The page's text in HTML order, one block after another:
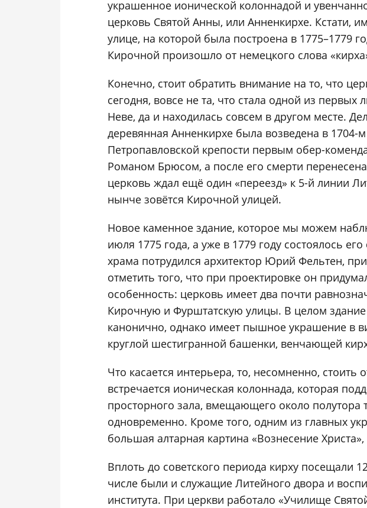
украшенное ионической колоннадой и
церковь Святой Анны, или Анненкирхе. Кстати,
улице, на которой была построена в 1775–1779
Кирочной произошло от немецкого слова
Конечно, стоит обратить внимание на то, что
сегодня, вовсе не та, что стала одной из первых
Неве, да и находилась совсем в другом месте.
деревянная Анненкирхе была возведена в 1704-
Петропавловской крепости первым обер-
Романом Брюсом, а после его смерти
церковь ждал ещё один «переезд» к 5-й линии
нынче зовётся Кирочной улицей.
Новое каменное здание, которое мы можем
июля 1775 года, а уже в 1779 году состоялось
храма потрудился архитектор Юрий Фельтен,
отметить того, что при проектировке он
особенность: церковь имеет два почти
Кирочную и Фурштатскую улицы. В целом здание
канонично, однако имеет пышное украшение в
круглой шестигранной башенки, венчающей
Что касается интерьера, то, несомненно, стоить
встречается ионическая колоннада, которая
просторного зала, вмещающего около полутора
одновременно. Кроме того, одним из главных
большая алтарная картина «Вознесение
Вплоть до советского периода кирху посещали
числе были и служащие Литейного двора и
института. При церкви работало «Училище